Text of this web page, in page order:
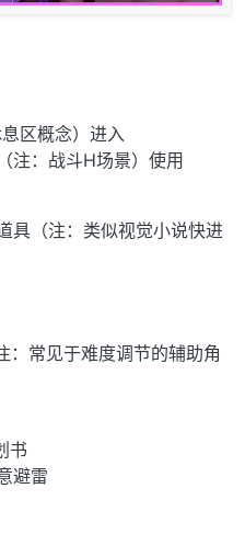
区概念）进入
注：战斗H场景）使用
具（注：类似视觉小说快进
：常见于难度调节的辅助角
书
避雷